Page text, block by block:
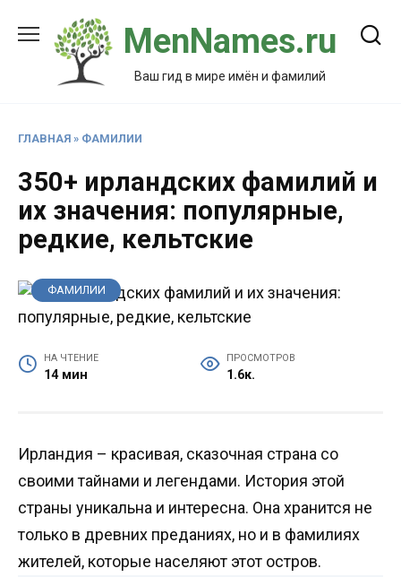
содержанию
MenNames.ru
Ваш гид в мире имён и фамилий
ГЛАВНАЯ » ФАМИЛИИ
350+ ирландских фамилий и
их значения: популярные,
редкие, кельтские
ФАМИЛИИ
НА ЧТЕНИЕ
14 мин
ПРОСМОТРОВ
1.6к.
Ирландия – красивая, сказочная страна со
своими тайнами и легендами. История этой
страны уникальна и интересна. Она хранится не
только в древних преданиях, но и в фамилиях
жителей, которые населяют этот остров.